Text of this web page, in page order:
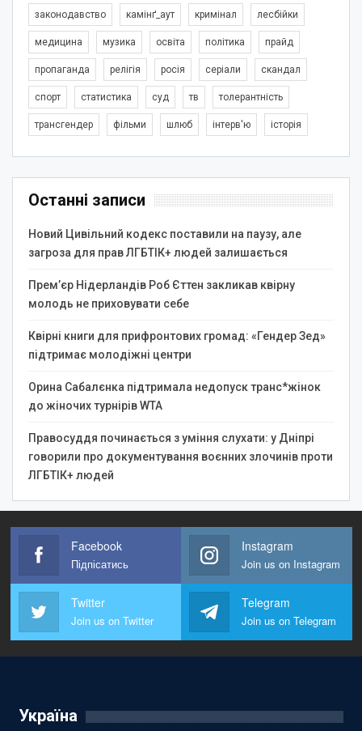
законодавство камінґ_аут кримінал лесбійки
медицина музика освіта політика прайд
пропаганда релігія росія серіали скандал
спорт статистика суд тв толерантність
трансгендер фільми шлюб інтерв'ю історія
Останні записи
Новий Цивільний кодекс поставили на паузу, але
загроза для прав ЛГБТІК+ людей залишається
Прем’єр Нідерландів Роб Єттен закликав квірну
молодь не приховувати себе
Квірні книги для прифронтових громад: «Гендер Зед»
підтримає молодіжні центри
Орина Сабалєнка підтримала недопуск транс*жінок
до жіночих турнірів WTA
Правосуддя починається з уміння слухати: у Дніпрі
говорили про документування воєнних злочинів проти
ЛГБТІК+ людей
Facebook
Підпісатись
Instagram
Join us on Instagram
Twitter
Join us on Twitter
Telegram
Join us on Telegram
Україна